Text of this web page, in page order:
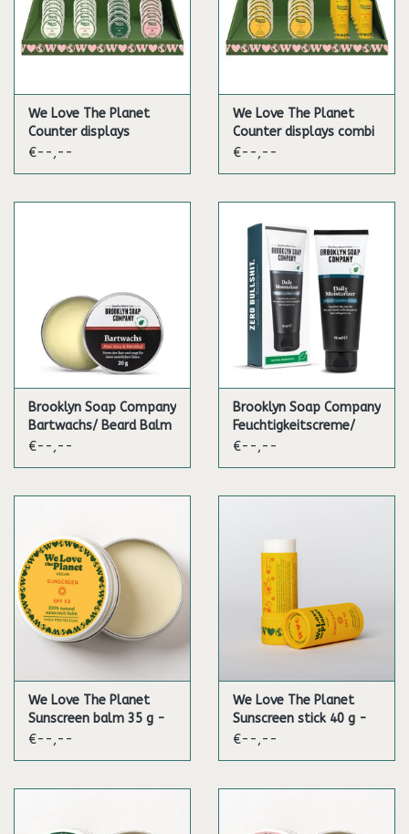
We Love The Planet
Counter displays
deodorant balm
€--,--
We Love The Planet
Counter displays combi
sticks & balms
€--,--
Brooklyn Soap Company
Bartwachs/ Beard Balm
€--,--
Brooklyn Soap Company
Feuchtigkeitscreme/
Daily Moisturizer
€--,--
We Love The Planet
Sunscreen balm 35 g -
SPF 50 (Vegan)
€--,--
We Love The Planet
Sunscreen stick 40 g -
SPF 50 (Vegan)
€--,--